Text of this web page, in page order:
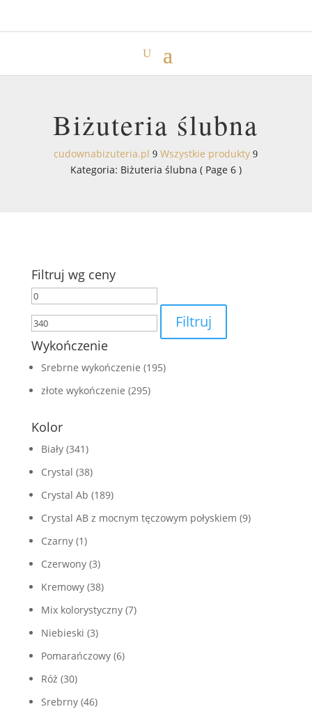
Biżuteria ślubna
cudownabizuteria.pl 9 Wszystkie produkty 9
Kategoria: Biżuteria ślubna ( Page 6 )
Filtruj wg ceny
Cena
max
Filtruj
Wykończenie
Srebrne wykończenie (195)
złote wykończenie (295)
Kolor
Biały (341)
Crystal (38)
Crystal Ab (189)
Crystal AB z mocnym tęczowym połyskiem (9)
Czarny (1)
Czerwony (3)
Kremowy (38)
Mix kolorystyczny (7)
Niebieski (3)
Pomarańczowy (6)
Róż (30)
Srebrny (46)